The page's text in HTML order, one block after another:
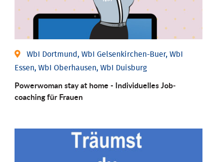
WbI Dortmund, WbI Gelsenkirchen-Buer, WbI
Essen, WbI Oberhausen, WbI Duisburg
Powerwoman stay at home - Individu­elles Job­
coaching für Frauen